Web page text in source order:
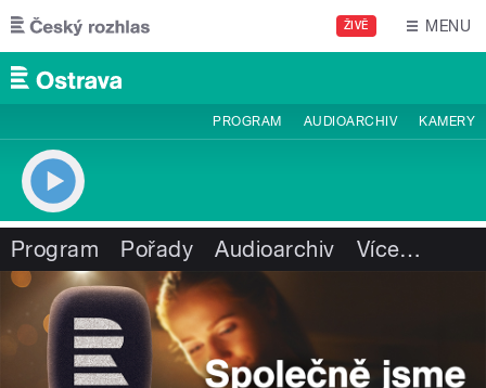
Přejít k hlavnímu obsahu
ŽIVĚ MENU
PROGRAM AUDIOARCHIV KAMERY
Program Pořady Audioarchiv Více…